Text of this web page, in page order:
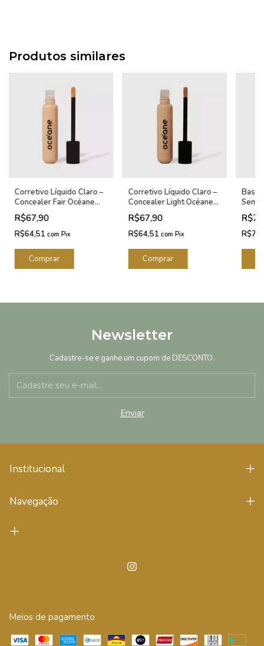
Produtos similares
Corretivo Líquido Claro –
Concealer Fair Océane
Edition 15g
R$67,90
R$64,51 com Pix
Corretivo Líquido Claro –
Concealer Light Océane
Edition 15g
R$67,90
R$64,51 com Pix
Base
8g
Newsletter
Cadastre-se e ganhe um cupom de DESCONTO.
Institucional
Navegação
Meios de pagamento